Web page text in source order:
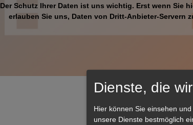
Der Schutz Ihrer Daten ist uns wichtig. Erst wenn Sie
erlauben Sie uns, Daten von Dritt-Anbieter-Servern
Dienste, die
Hier können Sie einsehen
unsere Dienste bestmöglich